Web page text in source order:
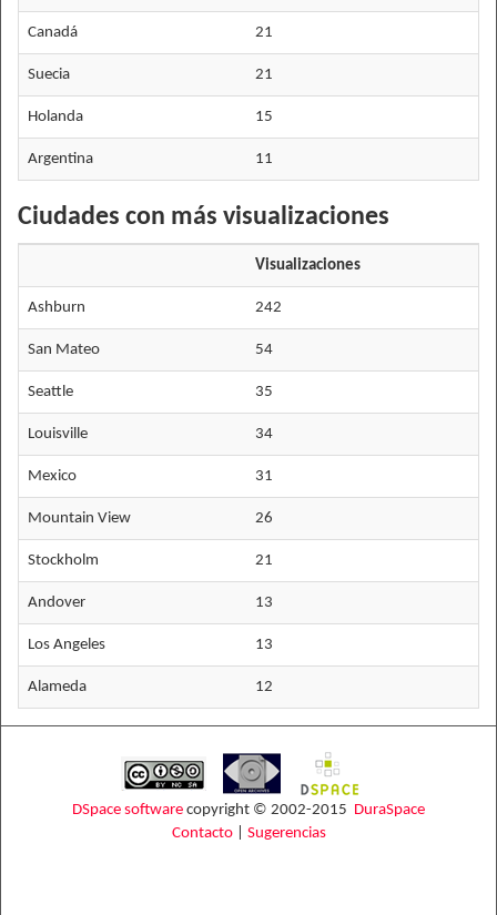
Canadá 21
Suecia 21
Holanda 15
Argentina 11
Ciudades con más visualizaciones
Visualizaciones
Ashburn 242
San Mateo 54
Seattle 35
Louisville 34
Mexico 31
Mountain View 26
Stockholm 21
Andover 13
Los Angeles 13
Alameda 12
DSpace software copyright © 2002-2015 DuraSpace
Contacto| Sugerencias